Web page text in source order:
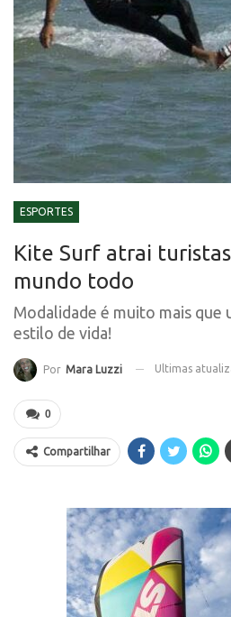
ESPORTES
Kite Surf atrai
mundo todo
Modalidade é muito mais que
estilo de vida!
Por Mara Luzzi Ultimas
0
Compartilhar